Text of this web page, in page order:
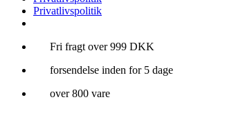
Privatlivspolitik
Videre
indhold
Fri fragt over 999 DKK
forsendelse inden for 5 dage
over 800 vare